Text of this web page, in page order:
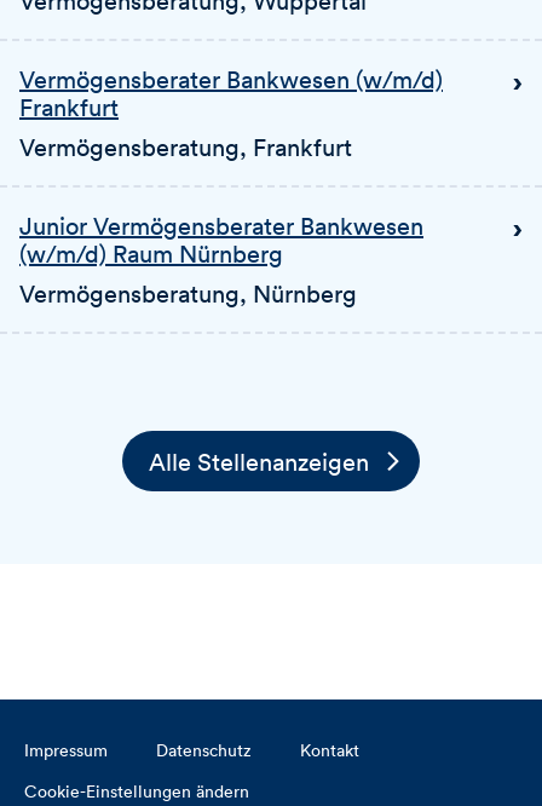
Vermögensberater Bankwesen (w/m/d)
Frankfurt
Vermögensberatung, Frankfurt
Junior Vermögensberater Bankwesen
(w/m/d) Raum Nürnberg
Vermögensberatung, Nürnberg
Alle Stellenanzeigen
Impressum Datenschutz
Kontakt
Cookie-Einstellungen ändern